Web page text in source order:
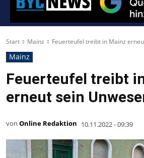
Start Mainz Feuerteufel treibt in Mainz
Mainz
Feuerteufel treibt
erneut sein
von Online Redaktion 10.11.2022 - 09:39